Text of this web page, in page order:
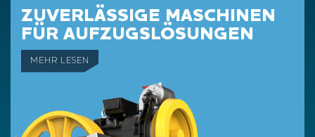
ZUVERLÄSSIGE MASCHINEN
FÜR AUFZUGSLÖSUNGEN
MEHR LESEN